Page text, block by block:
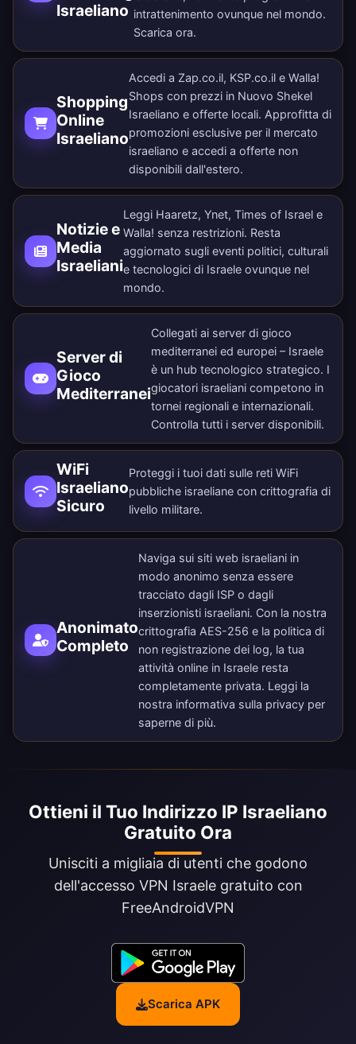
Israeliano intrattenimento ovunque nel mondo.
Scarica ora.
Shopping
Online
Israeliano
Accedi a Zap.co.il, KSP.co.il e Walla!
Shops con prezzi in Nuovo Shekel
Israeliano e offerte locali. Approfitta di
promozioni esclusive per il mercato
israeliano e accedi a offerte non
disponibili dall'estero.
Notizie e
Media
Israeliani
Leggi Haaretz, Ynet, Times of Israel e
Walla! senza restrizioni. Resta
aggiornato sugli eventi politici, culturali
e tecnologici di Israele ovunque nel
mondo.
Server di
Gioco
Mediterranei
Collegati ai server di gioco
mediterranei ed europei – Israele
è un hub tecnologico strategico. I
giocatori israeliani competono in
tornei regionali e internazionali.
Controlla tutti i server disponibili.
WiFi
Israeliano
Sicuro
Proteggi i tuoi dati sulle reti WiFi
pubbliche israeliane con crittografia di
livello militare.
Anonimato
Completo
Naviga sui siti web israeliani in
modo anonimo senza essere
tracciato dagli ISP o dagli
inserzionisti israeliani. Con la nostra
crittografia AES-256 e la politica di
non registrazione dei log, la tua
attività online in Israele resta
completamente privata. Leggi la
nostra informativa sulla privacy per
saperne di più.
Ottieni il Tuo Indirizzo IP Israeliano
Gratuito Ora
Unisciti a migliaia di utenti che godono
dell'accesso VPN Israele gratuito con
FreeAndroidVPN
Scarica APK